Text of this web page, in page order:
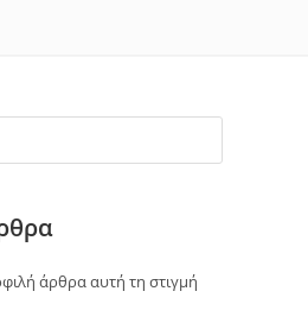
άρθρα αυτή τη στιγμή